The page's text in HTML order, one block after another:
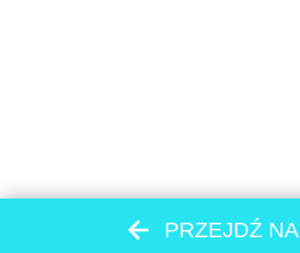
PRZEJDŹ NA